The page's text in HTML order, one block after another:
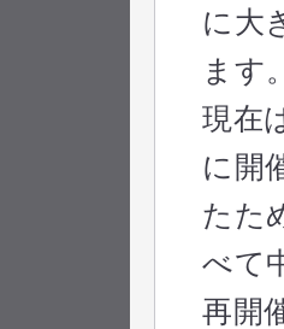
に大
ます
現在
に開
たた
べて
再開